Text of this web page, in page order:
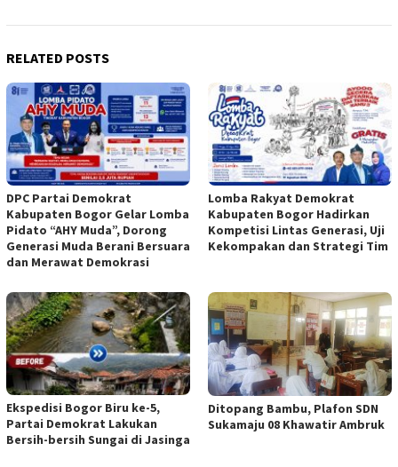
RELATED POSTS
DPC Partai Demokrat
Kabupaten Bogor Gelar Lomba
Pidato “AHY Muda”, Dorong
Generasi Muda Berani Bersuara
dan Merawat Demokrasi
Lomba Rakyat Demokrat
Kabupaten Bogor Hadirkan
Kompetisi Lintas Generasi, Uji
Kekompakan dan Strategi Tim
Ekspedisi Bogor Biru ke-5,
Partai Demokrat Lakukan
Bersih-bersih Sungai di Jasinga
Ditopang Bambu, Plafon SDN
Sukamaju 08 Khawatir Ambruk